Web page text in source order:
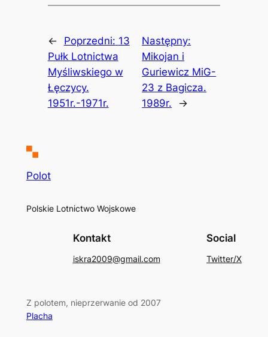
← Poprzedni: 13
Pułk Lotnictwa
Myśliwskiego w
Łęczycy.
1951r.-1971r.
Następny:
Mikojan i
Guriewicz MiG-
23 z Bagicza.
1989r.
→
Polot
Polskie Lotnictwo Wojskowe
Kontakt
iskra2009@gmail.com
Social
Twitter/X
Z polotem, nieprzerwanie od 2007
Placha